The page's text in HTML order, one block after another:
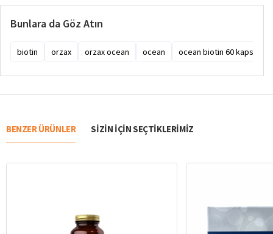
Bunlara da Göz Atın
biotin orzax orzax ocean ocean ocean biotin 60 kapsül
BENZER ÜRÜNLER SIZIN IÇIN SEÇTIKLERIMIZ